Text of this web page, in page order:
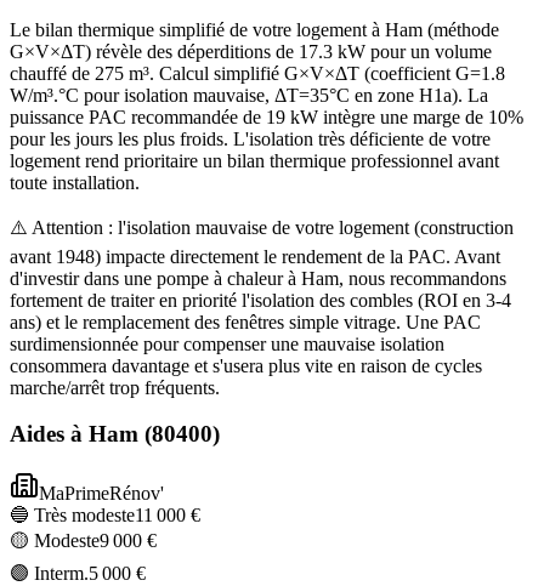
Le bilan thermique simplifié de votre logement à Ham (méthode
G×V×ΔT) révèle des déperditions de 17.3 kW pour un volume
chauffé de 275 m³. Calcul simplifié G×V×ΔT (coefficient G=1.8
W/m³.°C pour isolation mauvaise, ΔT=35°C en zone H1a). La
puissance PAC recommandée de 19 kW intègre une marge de 10%
pour les jours les plus froids. L'isolation très déficiente de votre
logement rend prioritaire un bilan thermique professionnel avant
toute installation.
⚠️ Attention : l'isolation mauvaise de votre logement (construction
avant 1948) impacte directement le rendement de la PAC. Avant
d'investir dans une pompe à chaleur à Ham, nous recommandons
fortement de traiter en priorité l'isolation des combles (ROI en 3-4
ans) et le remplacement des fenêtres simple vitrage. Une PAC
surdimensionnée pour compenser une mauvaise isolation
consommera davantage et s'usera plus vite en raison de cycles
marche/arrêt trop fréquents.
Aides à Ham (80400)
MaPrimeRénov'
🔵 Très modeste11 000 €
🟡 Modeste9 000 €
🟣 Interm.5 000 €